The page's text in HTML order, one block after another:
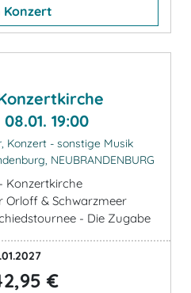
Konzert
19:00
Konzert - sonstige Musik
NEUBRANDENBURG
Konzertkirche
Orloff & Schwarzmeer
- Die Zugabe
€